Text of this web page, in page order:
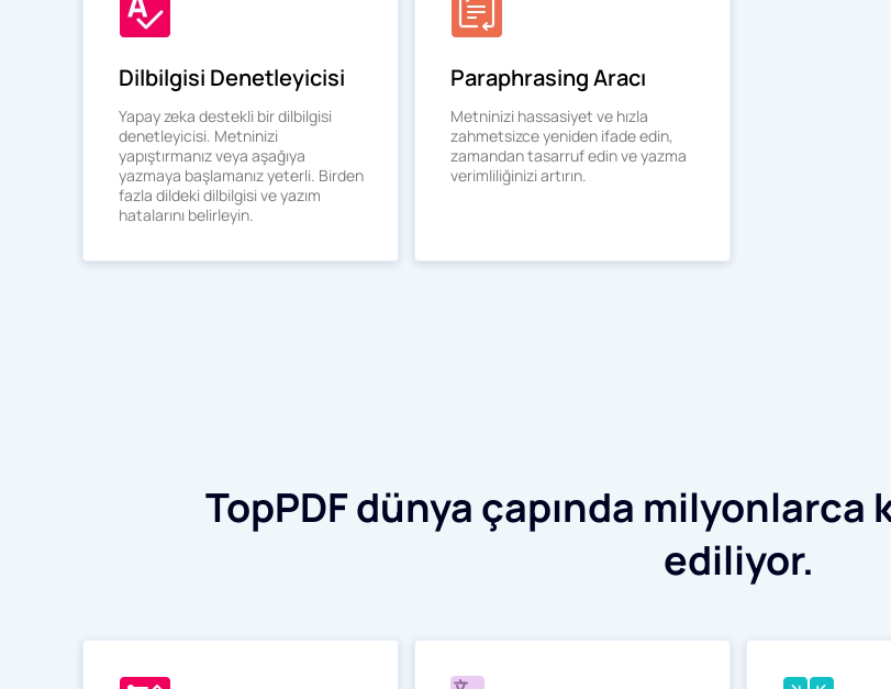
Dilbilgisi Denetleyicisi
Yapay zeka destekli bir dilbilgisi
denetleyicisi. Metninizi
yapıştırmanız veya aşağıya
yazmaya başlamanız yeterli. Birden
fazla dildeki dilbilgisi ve yazım
hatalarını belirleyin.
Paraphrasing Aracı
Metninizi hassasiyet ve hızla
zahmetsizce yeniden ifade edin,
zamandan tasarruf edin ve yazma
verimliliğinizi artırın.
TopPDF dünya çapında
ediliyor.